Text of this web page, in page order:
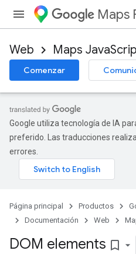
Maps
Web Maps
Comenzar
Google utiliza tecnología de IA
preferido. Las traducciones
errores.
Página principal Productos
Documentación
Web
DOM elements bookmark_border